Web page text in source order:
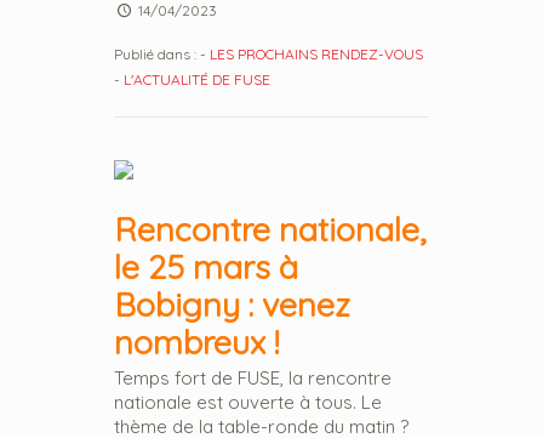
14/04/2023
Publié dans : - LES PROCHAINS RENDEZ-VOUS
- L'ACTUALITÉ DE FUSE
Rencontre nationale,
le 25 mars à
Bobigny : venez
nombreux !
Temps fort de FUSE, la rencontre
nationale est ouverte à tous. Le
thème de la table-ronde du matin ?